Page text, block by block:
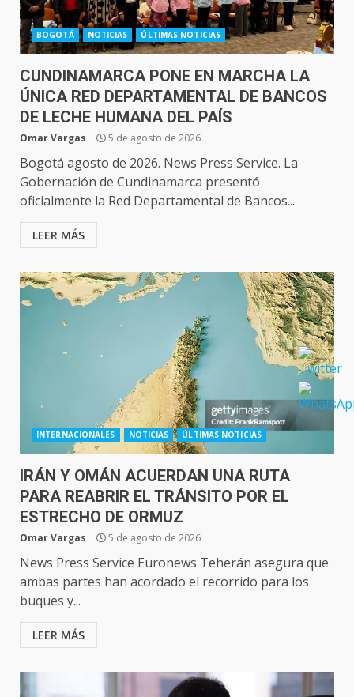
BOGOTÁ NOTICIAS ÚLTIMAS NOTICIAS
CUNDINAMARCA PONE EN MARCHA LA
ÚNICA RED DEPARTAMENTAL DE BANCOS
DE LECHE HUMANA DEL PAÍS
Omar Vargas 5 de agosto de 2026
Bogotá agosto de 2026. News Press Service. La
Gobernación de Cundinamarca presentó
oficialmente la Red Departamental de Bancos...
LEER MÁS
INTERNACIONALES NOTICIAS ÚLTIMAS NOTICIAS
IRÁN Y OMÁN ACUERDAN UNA RUTA
PARA REABRIR EL TRÁNSITO POR EL
ESTRECHO DE ORMUZ
Omar Vargas 5 de agosto de 2026
News Press Service Euronews Teherán asegura que
ambas partes han acordado el recorrido para los
buques y...
LEER MÁS